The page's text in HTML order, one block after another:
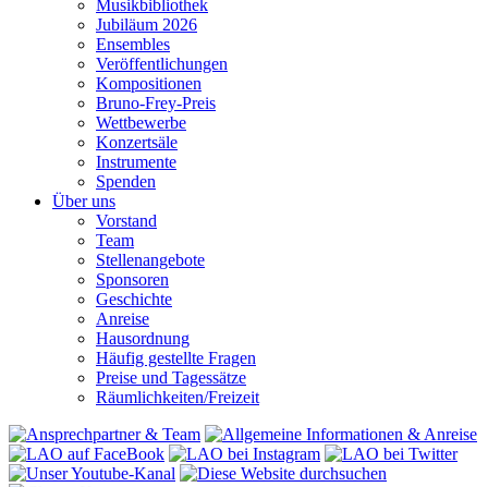
Musikbibliothek
Jubiläum 2026
Ensembles
Veröffentlichungen
Kompositionen
Bruno-Frey-Preis
Wettbewerbe
Konzertsäle
Instrumente
Spenden
Über uns
Vorstand
Team
Stellenangebote
Sponsoren
Geschichte
Anreise
Hausordnung
Häufig gestellte Fragen
Preise und Tagessätze
Räumlichkeiten/Freizeit